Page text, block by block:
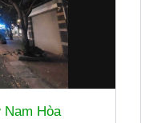
Nam Hòa